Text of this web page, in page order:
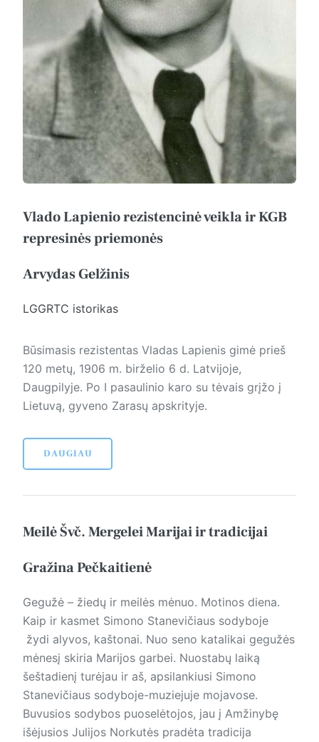
Vlado Lapienio rezistencinė veikla ir KGB
represinės priemonės
Arvydas Gelžinis
LGGRTC istorikas
Būsimasis rezistentas Vladas La­pie­nis gimė prieš
120 metų, 1906 m. birželio 6 d. Latvijoje,
Daugpilyje. Po I pasaulinio karo su tėvais grįžo į
Lietuvą, gyveno Zarasų apskrityje.
DAUGIAU
Meilė Švč. Mergelei Marijai ir tradicijai
Gražina Pečkaitienė
Gegužė – žiedų ir meilės mėnuo. Motinos diena.
Kaip ir kasmet Simono Stanevičiaus sodyboje
žydi alyvos, kaštonai. Nuo seno katalikai gegužės
mėnesį skiria Marijos garbei. Nuostabų laiką
šeštadienį turėjau ir aš, apsilankiusi Simono
Stanevičiaus sodyboje-muziejuje mojavose.
Buvusios sodybos puoselėtojos, jau į Amžinybę
išėjusios Julijos Norkutės pradėta tradicija